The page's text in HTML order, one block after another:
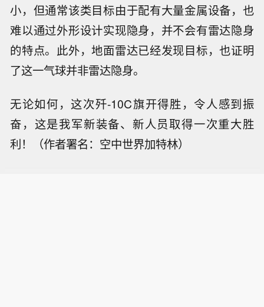
小，但通常该类目标由于配有大量金属设备，也
难以通过外形设计实现隐身，并不会有雷达隐身
的特点。此外，地面雷达已经发现目标，也证明
了这一气球并非雷达隐身。
无论如何，这次歼-10C旗开得胜，令人感到振
奋，这是我军新装备、新人员取得一次重大胜
利！（作者署名：空中世界加特林）